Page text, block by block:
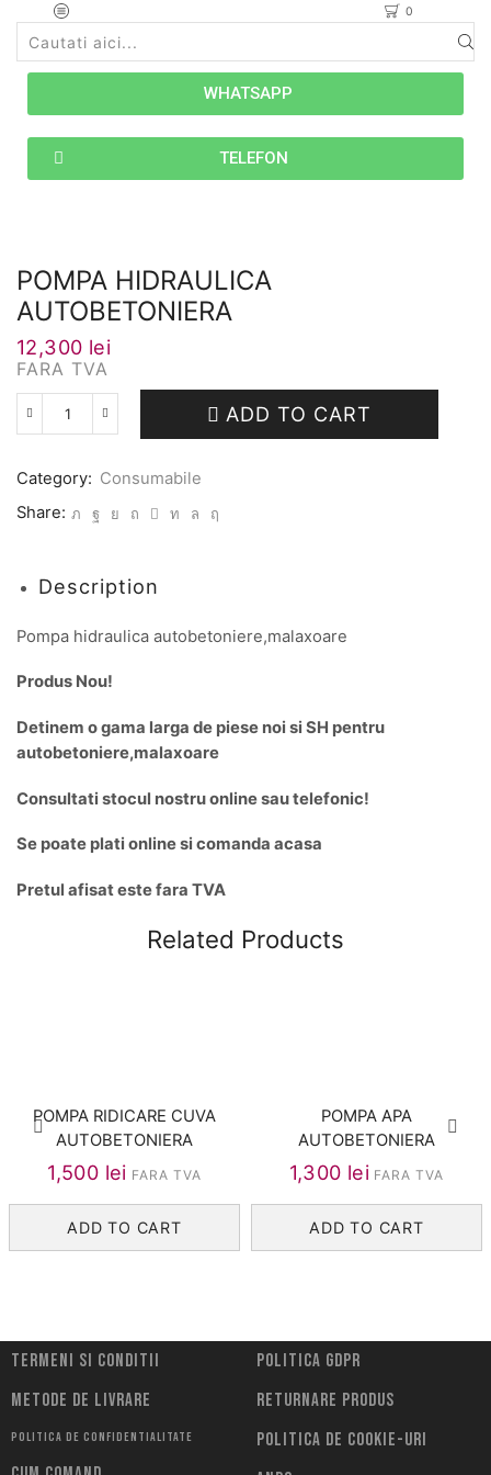
0
WHATSAPP
TELEFON
POMPA HIDRAULICA
AUTOBETONIERA
12,300 lei
FARA TVA
ADD TO CART
Category: Consumabile
Share:
Description
Pompa hidraulica autobetoniere,malaxoare
Produs Nou!
Detinem o gama larga de piese noi si SH pentru
autobetoniere,malaxoare
Consultati stocul nostru online sau telefonic!
Se poate plati online si comanda acasa
Pretul afisat este fara TVA
Related Products
POMPA RIDICARE CUVA
AUTOBETONIERA
1,500 lei FARA TVA
ADD TO CART
POMPA APA
AUTOBETONIERA
1,300 lei FARA TVA
ADD TO CART
Termeni si conditii
Metode de livrare
Politica de confidentialitate
Politica Gdpr
Returnare Produs
Politica de cookie-uri